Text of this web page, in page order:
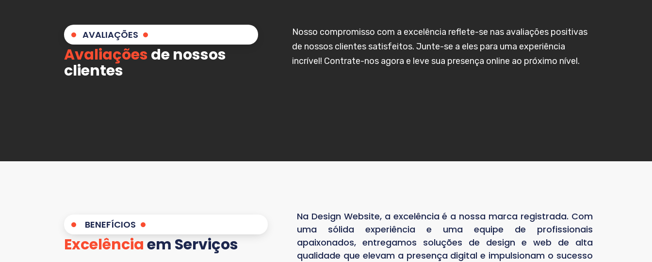
AVALIAÇÕES
Avaliaçõesde nossos
clientes
Nosso compromisso com a excelência reflete-se nas avaliações positivas
de nossos clientes satisfeitos. Junte-se a eles para uma experiência
incrível! Contrate-nos agora e leve sua presença online ao próximo nível.
BENEFÍCIOS
Excelênciaem Serviços
Na Design Website, a excelência é a nossa marca registrada. Com
uma sólida experiência e uma equipe de profissionais
apaixonados, entregamos soluções de design e web de alta
qualidade que elevam a presença digital e impulsionam o sucesso